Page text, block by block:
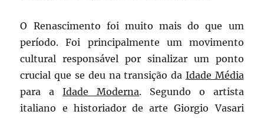
O Renascimento foi muito mais do que um
período. Foi principalmente um movimento
cultural responsável por sinalizar um ponto
crucial que se deu na transição da Idade Média
para aIdade Moderna. Segundo o artista
italiano e historiador de arte Giorgio Vasari